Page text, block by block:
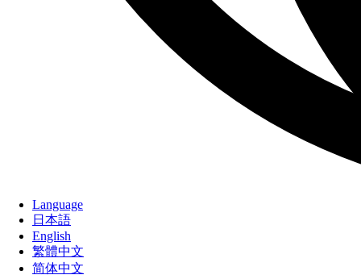
Language
日本語
English
繁體中文
简体中文